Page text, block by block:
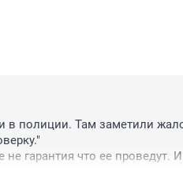
в полиции. Там заметили
гарантия что ее проведут.